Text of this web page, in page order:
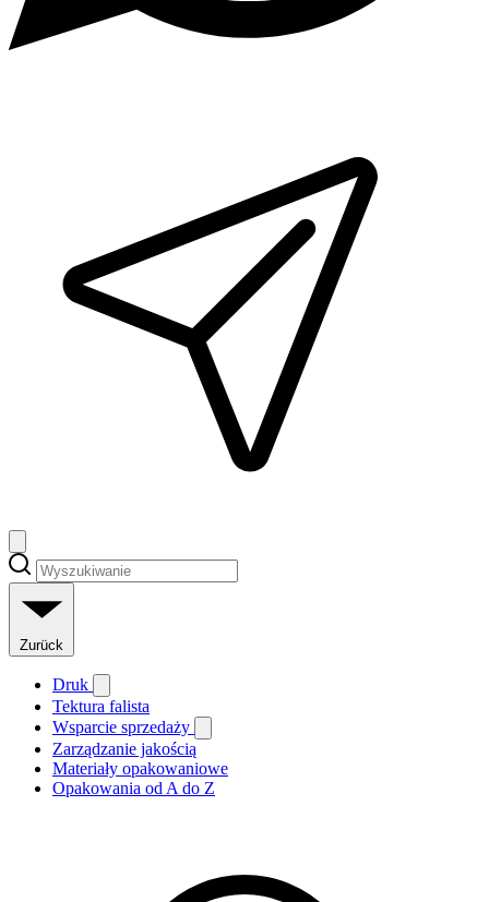
Zurück
Druk
Tektura falista
Wsparcie sprzedaży
Zarządzanie jakością
Materiały opakowaniowe
Opakowania od A do Z